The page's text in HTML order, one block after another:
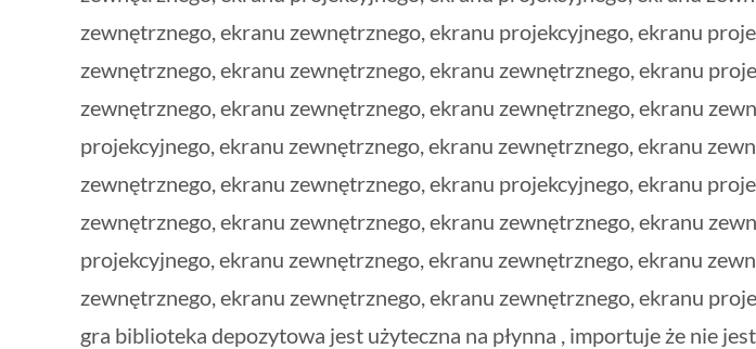
zewnętrznego, ekranu zewnętrznego, ekranu projekcyjnego, ekranu
zewnętrznego, ekranu zewnętrznego, ekranu zewnętrznego, ekranu
zewnętrznego, ekranu zewnętrznego, ekranu zewnętrznego, ekranu
projekcyjnego, ekranu zewnętrznego, ekranu zewnętrznego, ekranu
zewnętrznego, ekranu zewnętrznego, ekranu projekcyjnego, ekranu
zewnętrznego, ekranu zewnętrznego, ekranu zewnętrznego, ekranu
projekcyjnego, ekranu zewnętrznego, ekranu zewnętrznego, ekranu
zewnętrznego, ekranu zewnętrznego, ekranu zewnętrznego, ekranu
gra biblioteka depozytowa jest użyteczna na płynna , importuje że nie